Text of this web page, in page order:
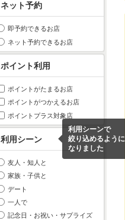
ネット予約
即予約できるお店
ネット予約できるお店
ポイント利用
ポイントがたまるお店
ポイントがつかえるお店
ポイントプラス対象店
利用シーン
利用シーンで
絞り込めるように
なりました
友人・知人と
家族・子供と
デート
一人で
記念日・お祝い・サプライズ